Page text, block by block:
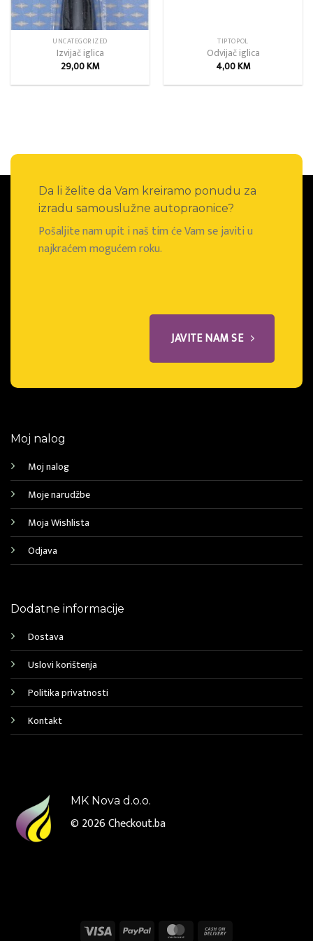
UNCATEGORIZED
Izvijač iglica
29,00KM
TIPTOPOL
Odvijač iglica
4,00KM
Da li želite da Vam kreiramo ponudu za
izradu samouslužne autopraonice?
Pošaljite nam upit i naš tim će Vam se javiti u
najkraćem mogućem roku.
JAVITE NAM SE
Moj nalog
Moj nalog
Moje narudžbe
Moja Wishlista
Odjava
Dodatne informacije
Dostava
Uslovi korištenja
Politika privatnosti
Kontakt
MK Nova d.o.o.
© 2026Checkout.ba